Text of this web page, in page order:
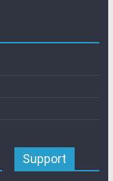
Support